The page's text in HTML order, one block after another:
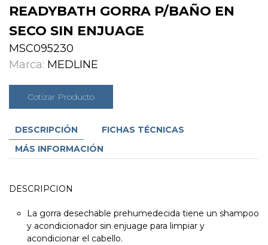
READYBATH GORRA P/BAÑO EN
SECO SIN ENJUAGE
MSC095230
Marca: MEDLINE
Cotizar Producto
DESCRIPCIÓN
FICHAS TÉCNICAS
MÁS INFORMACIÓN
DESCRIPCION
La gorra desechable prehumedecida tiene un shampoo
y acondicionador sin enjuage para limpiar y
acondicionar el cabello.